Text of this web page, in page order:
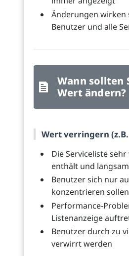
Änderungen wirken
Benutzer und alle
Wann sollten
Wert ändern?
Wert verringern
Die Serviceliste
enthält und
Benutzer sich nur
konzentrieren sollen
Performance-
Listenanzeige
Benutzer durch zu
verwirrt werden